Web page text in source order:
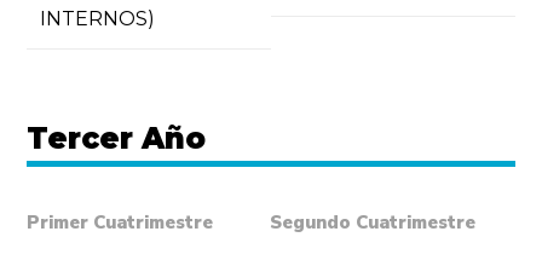
INTERNOS)
Tercer Año
Primer Cuatrimestre Segundo Cuatrimestre